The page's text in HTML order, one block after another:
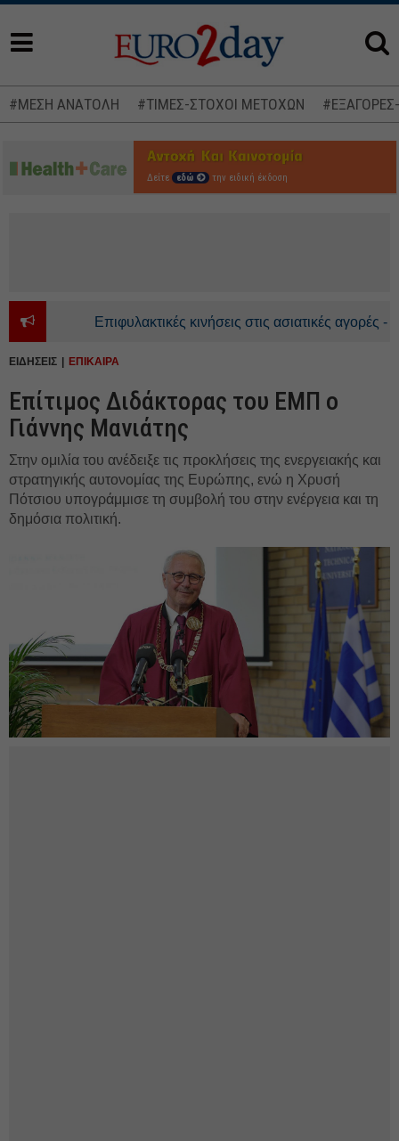
#ΜΕΣΗ ΑΝΑΤΟΛΗ #ΤΙΜΕΣ-ΣΤΟΧΟΙ ΜΕΤΟΧΩΝ
Δείτε εδώ την ειδική έκδοση
Επιφυλακτικές κινήσεις στις ασιατικές αγορές -
ΕΙΔΗΣΕΙΣ ΕΠΙΚΑΙΡΑ
Επίτιμος Διδάκτορας του ΕΜΠ ο
Γιάννης Μανιάτης
Στην ομιλία του ανέδειξε τις προκλήσεις της ενεργειακής και
στρατηγικής αυτονομίας της Ευρώπης, ενώ η Χρυσή
Πότσιου υπογράμμισε τη συμβολή του στην ενέργεια και τη
δημόσια πολιτική.